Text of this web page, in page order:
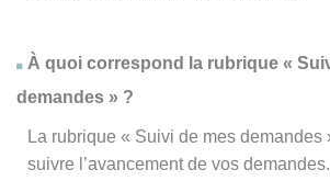
À quoi correspond la rubrique «
demandes » ?
La rubrique « Suivi de mes demandes
suivre l’avancement de vos demandes.